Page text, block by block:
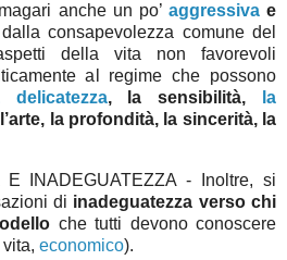
anche un po’ aggressivae
consapevolezza comune del
della vita non favorevoli
al regime che possono
delicatezza, la sensibilità,
la
la profondità, la sincerità, la
E INADEGUATEZZA - Inoltre, si
di inadeguatezza verso chi
che tutti devono conoscere
economico).